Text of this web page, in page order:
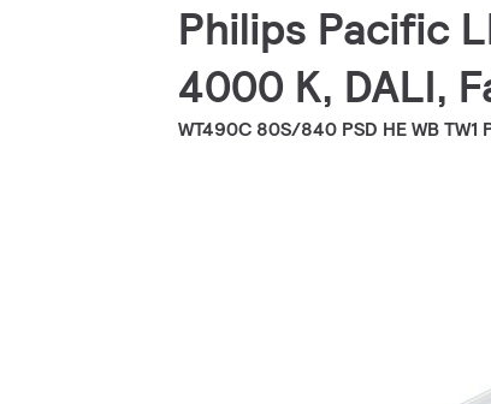
Philips Pacific
4000 K, DALI,
WT490C 80S/840 PSD HE WB TW1